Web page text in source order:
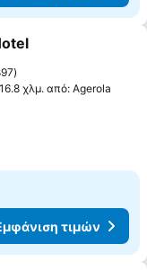
στα αγαπημένα
χλμ. από: Agerola
τιμών